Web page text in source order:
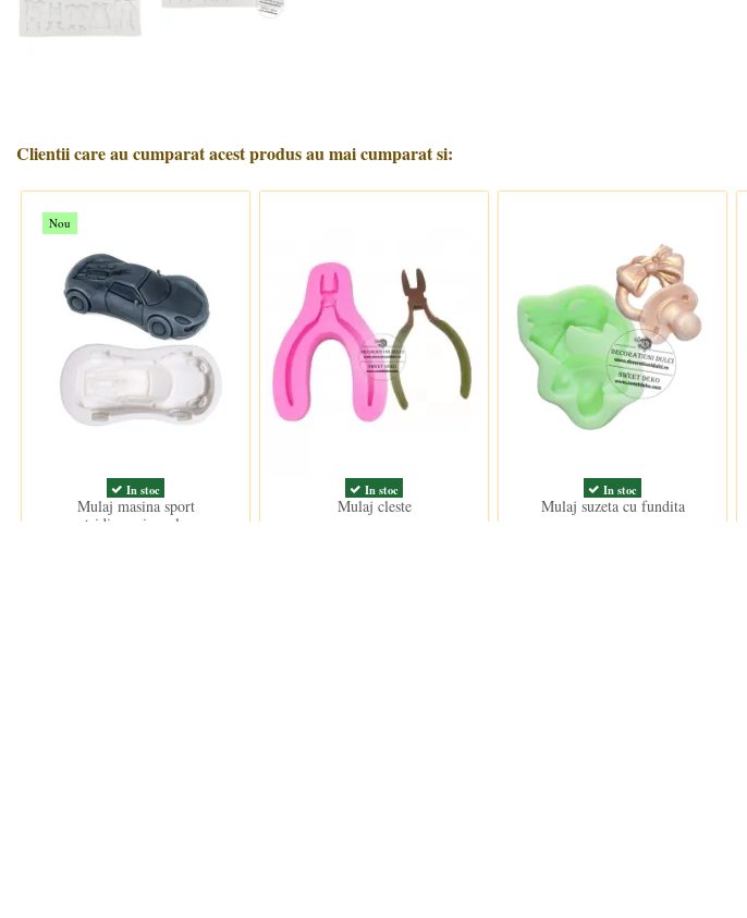
Clientii care au cumparat acest produs au mai cumparat si:
Nou
In stoc
Mulaj masina sport
tridimensioanala
In stoc
Mulaj cleste
In stoc
Mulaj suzeta cu fundita